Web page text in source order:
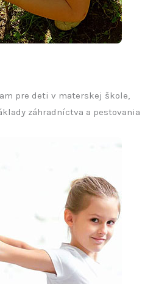
pre deti v materskej škole,
záhradníctva a pestovania